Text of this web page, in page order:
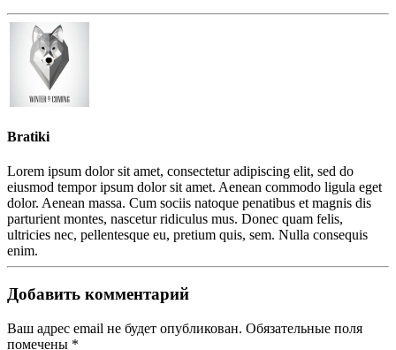
Bratiki
Lorem ipsum dolor sit amet, consectetur adipiscing elit, sed do
eiusmod tempor ipsum dolor sit amet. Aenean commodo ligula eget
dolor. Aenean massa. Cum sociis natoque penatibus et magnis dis
parturient montes, nascetur ridiculus mus. Donec quam felis,
ultricies nec, pellentesque eu, pretium quis, sem. Nulla consequis
enim.
Добавить комментарий
Ваш адрес email не будет опубликован. Обязательные поля
помечены *